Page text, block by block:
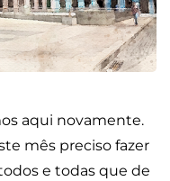
aqui novamente.
mês preciso fazer
e todas que de